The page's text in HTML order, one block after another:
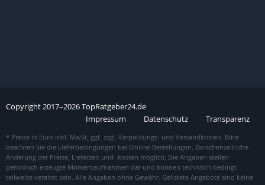
Copyright2017–2026TopRatgeber24.de
Impressum
Datenschutz Transparenz